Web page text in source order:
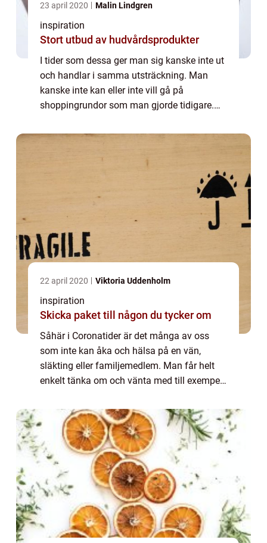
23 april 2020 Malin Lindgren
inspiration
Stort utbud av hudvårdsprodukter
I tider som dessa ger man sig kanske inte ut
och handlar i samma utsträckning. Man
kanske inte kan eller inte vill gå på
shoppingrundor som man gjorde tidigare.
som man kan handla ifrån. Att handla på
22 april 2020 Viktoria Uddenholm
inspiration
Skicka paket till någon du tycker om
Såhär i Coronatider är det många av oss
som inte kan åka och hälsa på en vän,
släkting eller familjemedlem. Man får helt
enkelt tänka om och vänta med till exempel